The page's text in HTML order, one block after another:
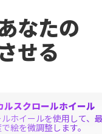
なたの
せる
ルスクロールホイール
ホイールを使用して、
絵を微調整します。